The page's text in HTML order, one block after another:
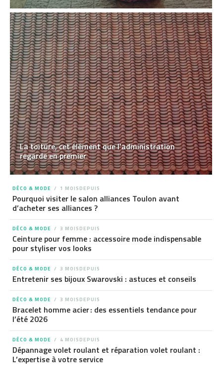
La toiture, cet élément que l’administration
regarde en premier
DÉCO & MODE 1 MOISDEPUIS
Pourquoi visiter le salon alliances Toulon avant
d’acheter ses alliances ?
DÉCO & MODE 3 MOISDEPUIS
Ceinture pour femme : accessoire mode indispensable
pour styliser vos looks
DÉCO & MODE 3 MOISDEPUIS
Entretenir ses bijoux Swarovski : astuces et conseils
DÉCO & MODE 3 MOISDEPUIS
Bracelet homme acier : des essentiels tendance pour
l’été 2026
DÉCO & MODE 4 MOISDEPUIS
Dépannage volet roulant et réparation volet roulant :
L’expertise à votre service